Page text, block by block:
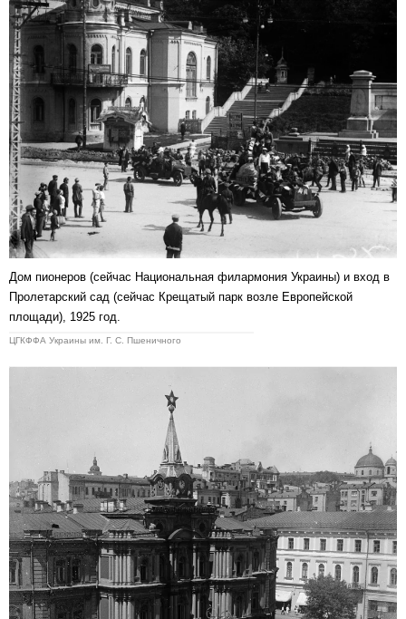
Дом пионеров (сейчас Национальная филармония Украины) и вход в
Пролетарский сад (сейчас Крещатый парк возле Европейской
площади), 1925 год.
ЦГКФФА Украины им. Г. С. Пшеничного